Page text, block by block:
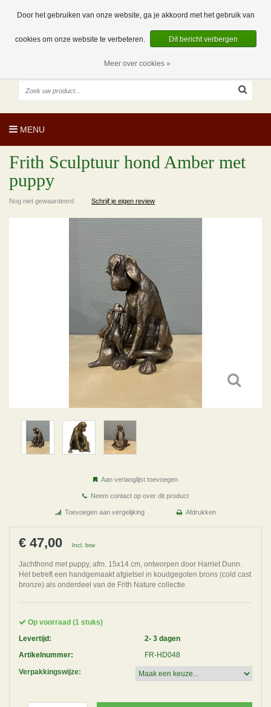
0 Artikelen
NL
EUR
MENU
Frith Sculptuur hond Amber met
puppy
Nog niet gewaardeerd Schrijf je eigen review
Aan verlanglijst toevoegen
Neem contact op over dit product
Toevoegen aan vergelijking Afdrukken
€ 47,00 Incl. btw
Jachthond met puppy, afm. 15x14 cm, ontworpen door Harriet Dunn.
Het betreft een handgemaakt afgietsel in koudgegoten brons (cold cast
bronze) als onderdeel van de Frith Nature collectie.
Op voorraad (1 stuks)
Levertijd:
2- 3 dagen
Artikelnummer:
FR-HD048
Verpakkingswijze:
Door het gebruiken van onze website, ga je akkoord met het gebruik van
cookies om onze website te verbeteren. Dit bericht verbergen
Meer over cookies »